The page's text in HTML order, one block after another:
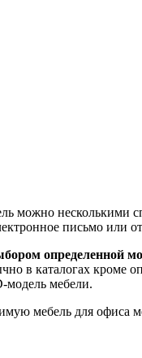
можно несколькими
письмо или
определенной
в каталогах кроме
модель мебели.
мебель для офиса